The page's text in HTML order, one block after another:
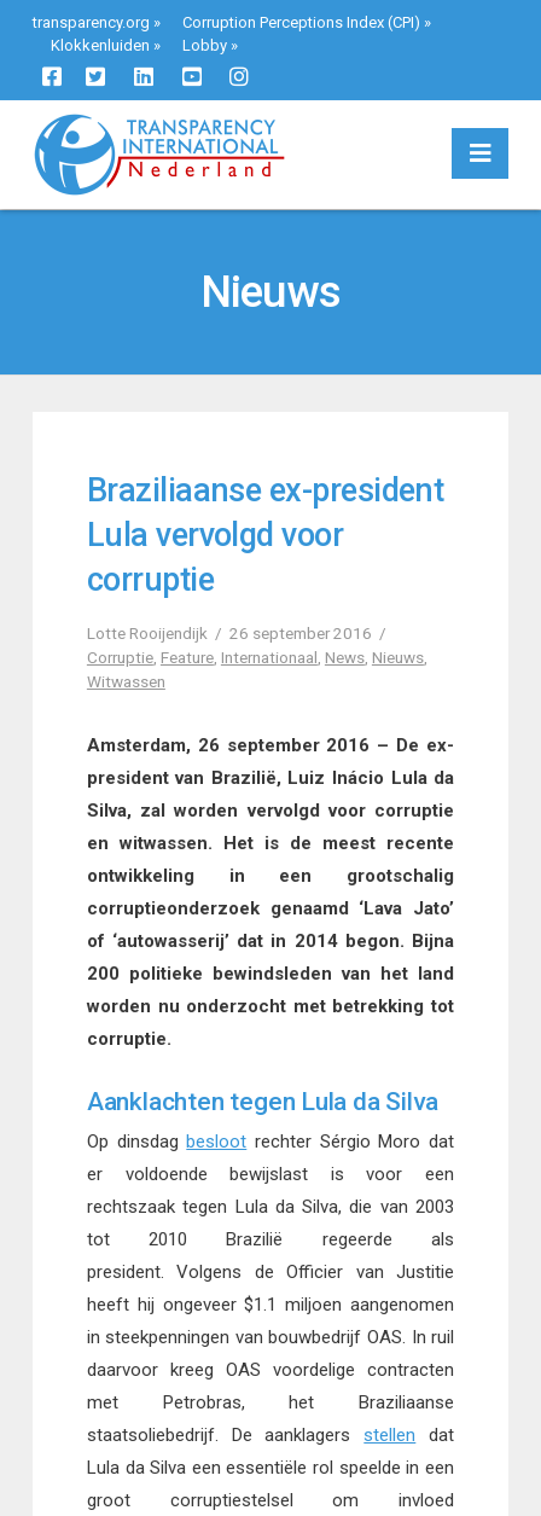
transparency.org » Corruption Perceptions Index (CPI) »
Klokkenluiden » Lobby»
Nieuws
Braziliaanse ex-president
Lula vervolgd voor
corruptie
Lotte Rooijendijk
26 september 2016
Corruptie, Feature, Internationaal, News, Nieuws,
Witwassen
Amsterdam, 26 september 2016 – De ex-
president van Brazilië, Luiz Inácio Lula da
Silva, zal worden vervolgd voor corruptie
en witwassen. Het is de meest recente
ontwikkeling in een grootschalig
corruptieonderzoek genaamd ‘Lava Jato’
of ‘autowasserij’ dat in 2014 begon. Bijna
200 politieke bewindsleden van het land
worden nu onderzocht met betrekking tot
corruptie.
Aanklachten tegen Lula da Silva
Op dinsdagbesloot rechter Sérgio Moro dat
er voldoende bewijslast is voor een
rechtszaak tegen Lula da Silva, die van 2003
tot 2010 Brazilië regeerde als
president. Volgens de Officier van Justitie
heeft hij ongeveer $1.1 miljoen aangenomen
in steekpenningen van bouwbedrijf OAS. In ruil
daarvoor kreeg OAS voordelige contracten
met Petrobras, het Braziliaanse
staatsoliebedrijf. De aanklagersstellen dat
Lula da Silva een essentiële rol speelde in een
groot corruptiestelsel om invloed